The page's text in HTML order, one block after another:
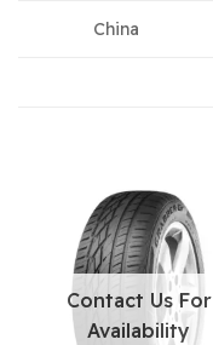
China
Contact Us For
Availability